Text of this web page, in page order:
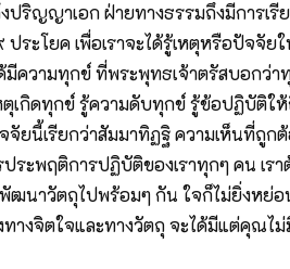
ริญญาเอก ฝ่ายทางธรรมถึงมีการเรี
ระโยค เพื่อเราจะได้รู้เหตุหรือปัจจัย
มีความทุกข์ ที่พระพุทธเจ้าตรัสบอกว่
เกิดทุกข์ รู้ความดับทุกข์ รู้ข้อปฏิบัติใ
จัยนี้เรียกว่าสัมมาทิฏฐิ ความเห็นที่ถูก
ะพฤติการปฏิบัติของเราทุกๆ คน เรา
ฒนาวัตถุไปพร้อมๆ กัน ใจก็ไม่ยิ่งหย่อ
างจิตใจและทางวัตถุ จะได้มีแต่คุณไ